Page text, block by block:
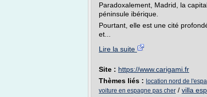
Paradoxalement, Madrid, la
péninsule ibérique.
Pourtant, elle est une cité
et...
Lire la suite
Site : https://www.carigami.fr
Thèmes liés : location nord de
voiture en espagne pas cher / villa